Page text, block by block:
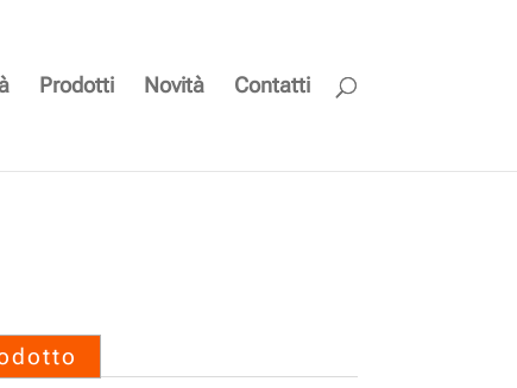
Prodotti Novità Contatti